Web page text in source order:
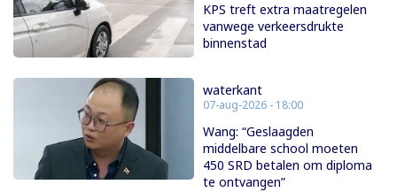
KPS treft extra maatregelen
vanwege verkeersdrukte
binnenstad
waterkant
07-aug-2026 - 18:00
Wang: “Geslaagden
middelbare school moeten
450 SRD betalen om diploma
te ontvangen”